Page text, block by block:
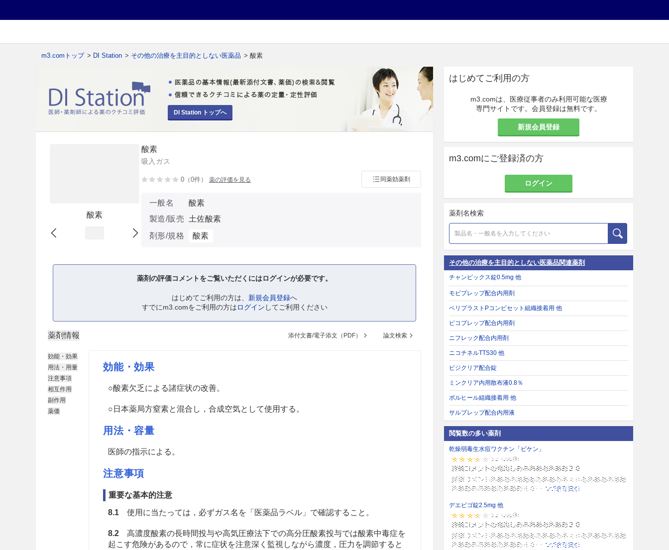
m3.comトップ > DI Station > その他の治療を主目的としない医薬品 > 酸素
DI Station トップへ
酸素
酸素
吸入ガス
0（0件） 薬の評価を見る 同薬効薬剤
一般名
酸素
製造/販売
土佐酸素
剤形/規格
酸素
薬剤の評価コメントをご覧いただくにはログインが必要です。
はじめてご利用の方は、 新規会員登録へ
すでにm3.comをご利用の方はログイン してご利用ください
薬剤情報 添付文書/電子添文（PDF） 論文検索
効能・効果
用法・用量
注意事項
相互作用
副作用
薬価
効能・効果
○酸素欠乏による諸症状の改善。
○日本薬局方窒素と混合し，合成空気として使用する。
用法・容量
医師の指示による。
注意事項
重要な基本的注意
8.1使用に当たっては，必ずガス名を「医薬品ラベル」で確認すること。
8.2高濃度酸素の長時間投与や高気圧療法下での高分圧酸素投与では酸素中毒症を
起こす危険があるので，常に症状を注意深く監視しながら濃度，圧力を調節すると
はじめてご利用の方
m3.comは、医療従事者のみ利用可能な医療
専門サイトです。会員登録は無料です。
新規会員登録
m3.comにご登録済の方
ログイン
薬剤名検索
その他の治療を主目的としない医薬品関連薬剤
チャンピックス錠0.5mg 他
モビプレップ配合内用剤
ベリプラストPコンビセット組織接着用 他
ピコプレップ配合内用剤
ニフレック配合内用剤
ニコチネルTTS30 他
ビジクリア配合錠
ミンクリア内用散布液0.8％
ボルヒール組織接着用 他
サルプレップ配合内用液
閲覧数の多い薬剤
乾燥弱毒生水痘ワクチン「ビケン」
デエビゴ錠2.5mg 他